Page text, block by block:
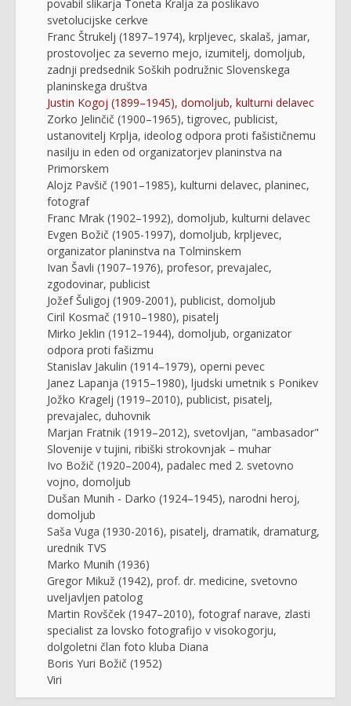
povabil slikarja Toneta Kralja za poslikavo
svetolucijske cerkve
Franc Štrukelj (1897–1974), krpljevec, skalaš, jamar,
prostovoljec za severno mejo, izumitelj, domoljub,
zadnji predsednik Soških podružnic Slovenskega
planinskega društva
Justin Kogoj (1899–1945), domoljub, kulturni delavec
Zorko Jelinčič (1900–1965), tigrovec, publicist,
ustanovitelj Krplja, ideolog odpora proti fašističnemu
nasilju in eden od organizatorjev planinstva na
Primorskem
Alojz Pavšič (1901–1985), kulturni delavec, planinec,
fotograf
Franc Mrak (1902–1992), domoljub, kulturni delavec
Evgen Božič (1905-1997), domoljub, krpljevec,
organizator planinstva na Tolminskem
Ivan Šavli (1907–1976), profesor, prevajalec,
zgodovinar, publicist
Jožef Šuligoj (1909-2001), publicist, domoljub
Ciril Kosmač (1910–1980), pisatelj
Mirko Jeklin (1912–1944), domoljub, organizator
odpora proti fašizmu
Stanislav Jakulin (1914–1979), operni pevec
Janez Lapanja (1915–1980), ljudski umetnik s Ponikev
Jožko Kragelj (1919–2010), publicist, pisatelj,
prevajalec, duhovnik
Marjan Fratnik (1919–2012), svetovljan, "ambasador"
Slovenije v tujini, ribiški strokovnjak – muhar
Ivo Božič (1920–2004), padalec med 2. svetovno
vojno, domoljub
Dušan Munih - Darko (1924–1945), narodni heroj,
domoljub
Saša Vuga (1930-2016), pisatelj, dramatik, dramaturg,
urednik TVS
Marko Munih (1936)
Gregor Mikuž (1942), prof. dr. medicine, svetovno
uveljavljen patolog
Martin Rovšček (1947–2010), fotograf narave, zlasti
specialist za lovsko fotografijo v visokogorju,
dolgoletni član foto kluba Diana
Boris Yuri Božič (1952)
Viri